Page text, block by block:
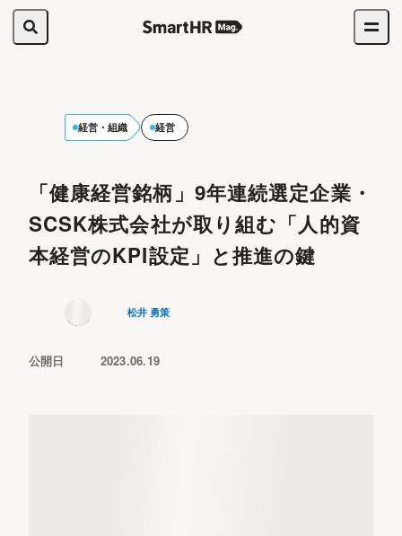
経営・組織 経営
「健康経営銘柄」9年連続選定企業・
SCSK株式会社が取り組む「人的資
本経営のKPI設定」と推進の鍵
松井 勇策
公開日 2023.06.19